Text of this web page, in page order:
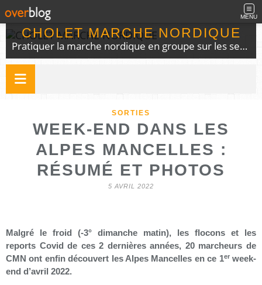
MENU
CHOLET MARCHE NORDIQUE
Pratiquer la marche nordique en groupe sur les sentiers du choletais
SORTIES
WEEK-END DANS LES
ALPES MANCELLES :
RÉSUMÉ ET PHOTOS
5 AVRIL 2022
Malgré le froid (-3° dimanche matin), les flocons et les
reports Covid de ces 2 dernières années, 20 marcheurs de
CMN ont enfin découvert les Alpes Mancelles en ce 1erweek-
end d’avril 2022.